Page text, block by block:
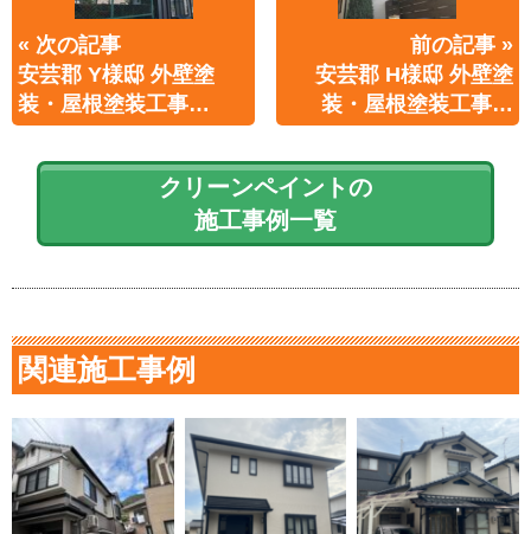
« 次の記事
安芸郡 Y様邸 外壁塗
装・屋根塗装工事…
前の記事 »
安芸郡 H様邸 外壁塗
装・屋根塗装工事…
クリーンペイントの
施工事例一覧
関連施工事例